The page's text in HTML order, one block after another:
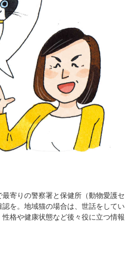
寄りの警察署と保健所（動物愛護セ
を。地域猫の場合は、世話をしてい
格や健康状態など後々役に立つ情報